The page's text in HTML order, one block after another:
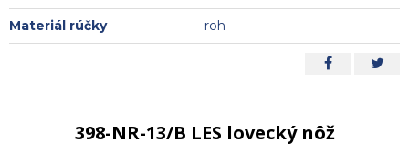
Materiál rúčky roh
398-NR-13/B LES lovecký nôž